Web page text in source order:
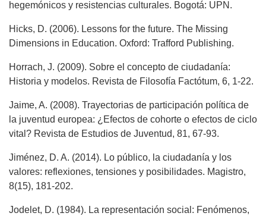
hegemónicos y resistencias culturales. Bogotá: UPN.
Hicks, D. (2006). Lessons for the future. The Missing
Dimensions in Education. Oxford: Trafford Publishing.
Horrach, J. (2009). Sobre el concepto de ciudadanía:
Historia y modelos. Revista de Filosofía Factótum, 6, 1-22.
Jaime, A. (2008). Trayectorias de participación política de
la juventud europea: ¿Efectos de cohorte o efectos de ciclo
vital? Revista de Estudios de Juventud, 81, 67-93.
Jiménez, D. A. (2014). Lo público, la ciudadanía y los
valores: reflexiones, tensiones y posibilidades. Magistro,
8(15), 181-202.
Jodelet, D. (1984). La representación social: Fenómenos,